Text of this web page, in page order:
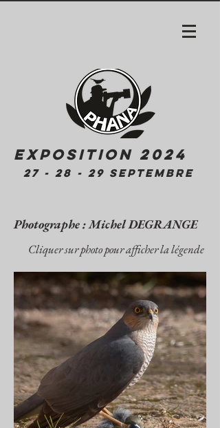
EXPOSITION 2024
27 - 28 - 29 SEPTEMBRE
Photographe : Michel DEGRANGE
Cliquer sur photo pour afficher la légende